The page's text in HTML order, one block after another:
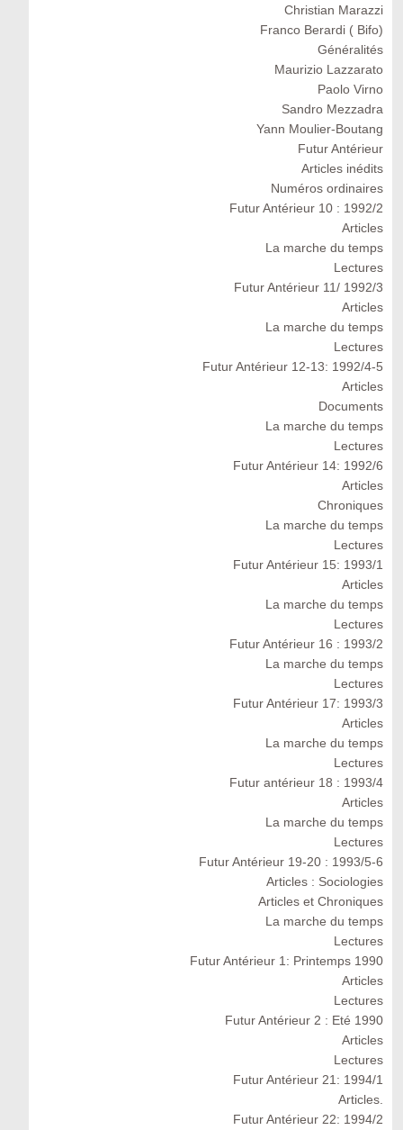
Christian Marazzi
Franco Berardi ( Bifo)
Généralités
Maurizio Lazzarato
Paolo Virno
Sandro Mezzadra
Yann Moulier-Boutang
Futur Antérieur
Articles inédits
Numéros ordinaires
Futur Antérieur 10 : 1992/2
Articles
La marche du temps
Lectures
Futur Antérieur 11/ 1992/3
Articles
La marche du temps
Lectures
Futur Antérieur 12-13: 1992/4-5
Articles
Documents
La marche du temps
Lectures
Futur Antérieur 14: 1992/6
Articles
Chroniques
La marche du temps
Lectures
Futur Antérieur 15: 1993/1
Articles
La marche du temps
Lectures
Futur Antérieur 16 : 1993/2
La marche du temps
Lectures
Futur Antérieur 17: 1993/3
Articles
La marche du temps
Lectures
Futur antérieur 18 : 1993/4
Articles
La marche du temps
Lectures
Futur Antérieur 19-20 : 1993/5-6
Articles : Sociologies
Articles et Chroniques
La marche du temps
Lectures
Futur Antérieur 1: Printemps 1990
Articles
Lectures
Futur Antérieur 2 : Eté 1990
Articles
Lectures
Futur Antérieur 21: 1994/1
Articles.
Futur Antérieur 22: 1994/2